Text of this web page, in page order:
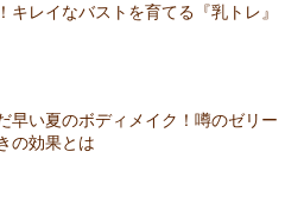
キレイなバストを育てる『乳トレ』
早い夏のボディメイク！噂のゼリー
の効果とは